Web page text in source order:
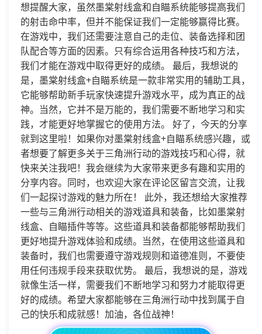
想提醒大家，虽然墨棠射线盒和自瞄系统能够提高我们
的射击命中率，但并不能保证我们一定能够赢得比赛。
在游戏中，我们还需要注意自己的走位、装备选择和团
队配合等方面的因素。只有综合运用各种技巧和方法，
我们才能在游戏中取得更好的成绩。 最后，我想说的
是，墨棠射线盒+自瞄系统是一款非常实用的辅助工具，
它能够帮助新手玩家快速提升游戏水平，成为真正的战
神。当然，它并不是万能的，我们需要不断地学习和实
践，才能更好地掌握它的使用方法。 好了，今天的分享
就到这里啦！如果你对墨棠射线盒+自瞄系统感兴趣，或
者想要了解更多关于三角洲行动的游戏技巧和心得，就
快来关注我吧！我会继续为大家带来更多有趣和实用的
分享内容。同时，也欢迎大家在评论区留言交流，让我
们一起探讨游戏的魅力所在！ 此外，我还想给大家推荐
一些与三角洲行动相关的游戏道具和装备，比如墨棠射
线盒、自瞄插件等等。这些道具和装备都能够帮助我们
更好地提升游戏体验和成绩。当然，在使用这些道具和
装备时，我们也需要遵守游戏规则和道德准则，不要使
用任何违规手段来获取优势。 最后，我想说的是，游戏
就像生活一样，需要我们不断地学习和努力才能取得更
好的成绩。希望大家都能够在三角洲行动中找到属于自
己的快乐和成就感！加油，各位战神！